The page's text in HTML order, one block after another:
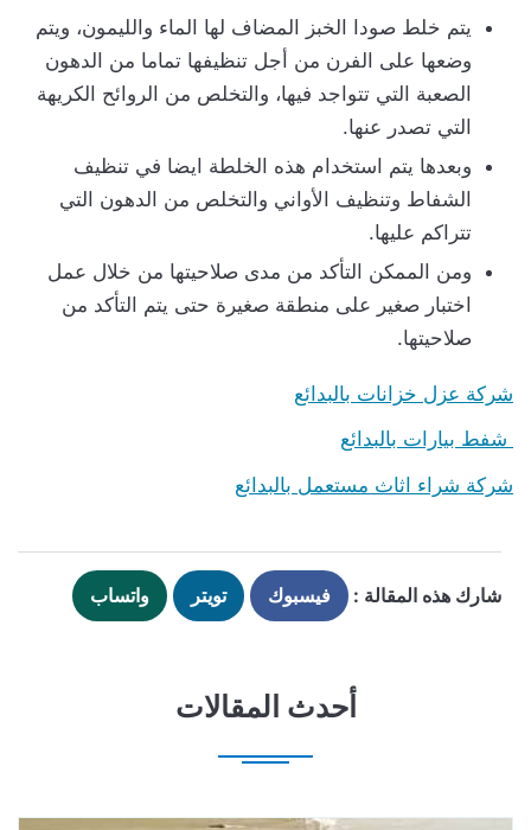
يتم خلط صودا الخبز المضاف لها الماء والليمون، ويتم
وضعها على الفرن من أجل تنظيفها تماما من الدهون
الصعبة التي تتواجد فيها، والتخلص من الروائح الكريهة
التي تصدر عنها.
وبعدها يتم استخدام هذه الخلطة ايضا في تنظيف
الشفاط وتنظيف الأواني والتخلص من الدهون التي
تتراكم عليها.
ومن الممكن التأكد من مدى صلاحيتها من خلال عمل
اختبار صغير على منطقة صغيرة حتى يتم التأكد من
صلاحيتها.
شركة عزل خزانات بالبدائع
شفط بيارات بالبدائع
شركة شراء اثاث مستعمل بالبدائع
شارك هذه المقالة : فيسبوك تويتر واتساب
أحدث المقالات